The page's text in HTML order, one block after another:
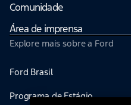
Comunidade
Área de imprensa
Explore mais sobre a Ford
Ford Brasil
Programa de Estágio